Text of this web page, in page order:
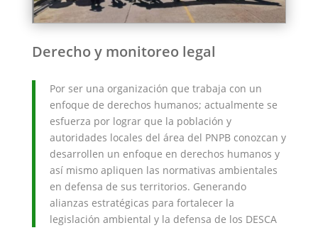
Derecho y monitoreo legal
Por ser una organización que trabaja con un
enfoque de derechos humanos; actualmente se
esfuerza por lograr que la población y
autoridades locales del área del PNPB conozcan y
desarrollen un enfoque en derechos humanos y
así mismo apliquen las normativas ambientales
en defensa de sus territorios. Generando
alianzas estratégicas para fortalecer la
legislación ambiental y la defensa de los DESCA